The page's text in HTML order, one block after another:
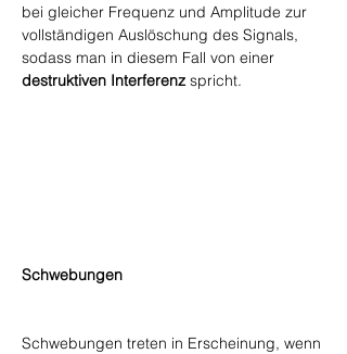
bei gleicher Frequenz und Amplitude zur
vollständigen Auslöschung des Signals,
sodass man in diesem Fall von einer
destruktiven Interferenz spricht.
Schwebungen
Schwebungen treten in Erscheinung, wenn